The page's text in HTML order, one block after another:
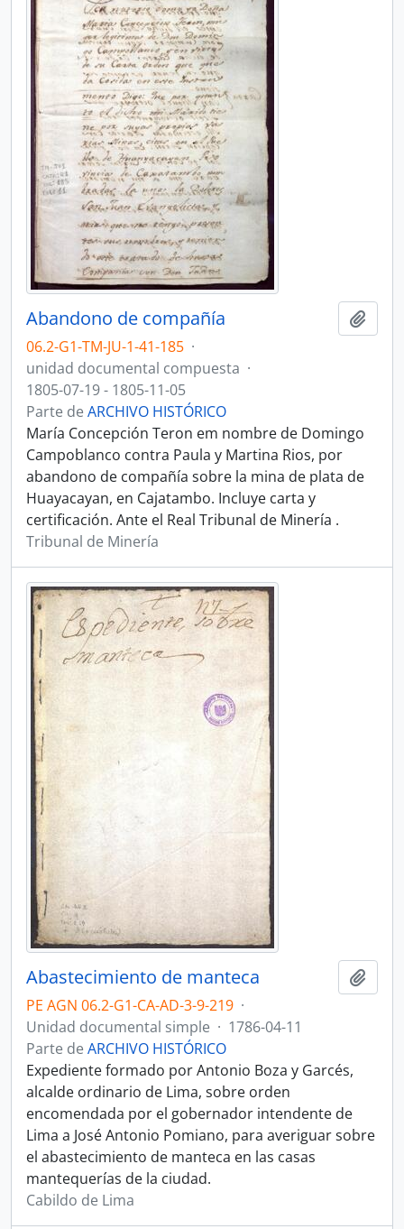
Abandono de compañía
06.2-G1-TM-JU-1-41-185 ·
unidad documental compuesta ·
1805-07-19 - 1805-11-05
Parte de ARCHIVO HISTÓRICO
María Concepción Teron em nombre de Domingo
Campoblanco contra Paula y Martina Rios, por
abandono de compañía sobre la mina de plata de
Huayacayan, en Cajatambo. Incluye carta y
certificación. Ante el Real Tribunal de Minería .
Tribunal de Minería
Abastecimiento de manteca
PE AGN 06.2-G1-CA-AD-3-9-219 ·
Unidad documental simple · 1786-04-11
Parte de ARCHIVO HISTÓRICO
Expediente formado por Antonio Boza y Garcés,
alcalde ordinario de Lima, sobre orden
encomendada por el gobernador intendente de
Lima a José Antonio Pomiano, para averiguar sobre
el abastecimiento de manteca en las casas
mantequerías de la ciudad.
Cabildo de Lima